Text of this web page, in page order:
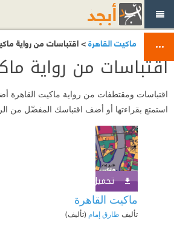
ماكيت القاهرة> اقتباسات من رواية
اقتباسات من رواية
اقتباسات ومقتطفات من رواية ماكيت القاهرة
استمتع بقراءتها أو أضف اقتباسك المفضّل من
تحميل الكتاب
ماكيت القاهرة
تأليف طارق إمام (تأليف)